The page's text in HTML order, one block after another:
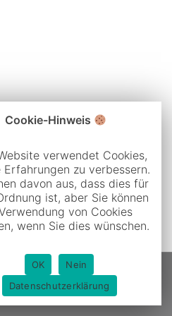
|Datenschutz
Cookie-Hinweis
verwendet Cookies,
Erfahrungen zu verbessern.
davon aus, dass dies für
ist, aber Sie können
von Cookies
wenn Sie dies wünschen.
OK
Nein
Datenschutzerklärung